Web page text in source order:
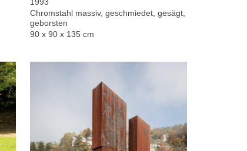
Chromstahl massiv, geschmiedet, gesägt,
geborsten
90 x 90 x 135 cm